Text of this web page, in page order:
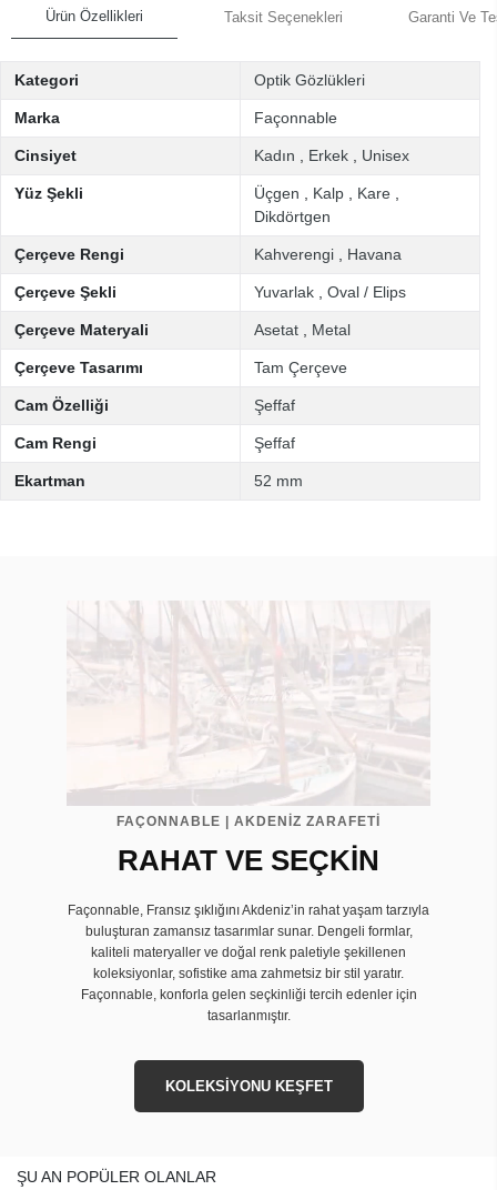
Ürün Özellikleri Taksit Seçenekleri Garanti Ve
Kategori Optik Gözlükleri
Marka Façonnable
Cinsiyet Kadın Erkek Unisex
Yüz Şekli Üçgen Kalp Kare
Dikdörtgen
Çerçeve Rengi Kahverengi Havana
Çerçeve Şekli Yuvarlak Oval / Elips
Çerçeve Materyali Asetat Metal
Çerçeve Tasarımı Tam Çerçeve
Cam Özelliği Şeffaf
Cam Rengi Şeffaf
Ekartman 52 mm
FAÇONNABLE | AKDENİZ ZARAFETİ
RAHAT VE SEÇKİN
Façonnable, Fransız şıklığını Akdeniz’in rahat yaşam tarzıyla
buluşturan zamansız tasarımlar sunar. Dengeli formlar,
kaliteli materyaller ve doğal renk paletiyle şekillenen
koleksiyonlar, sofistike ama zahmetsiz bir stil yaratır.
Façonnable, konforla gelen seçkinliği tercih edenler için
tasarlanmıştır.
KOLEKSİYONU KEŞFET
ŞU AN POPÜLER OLANLAR